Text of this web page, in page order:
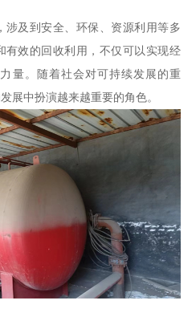
涉及到安全、环保、资源利用等多
有效的回收利用，不仅可以实现经
量。随着社会对可持续发展的重
展中扮演越来越重要的角色。